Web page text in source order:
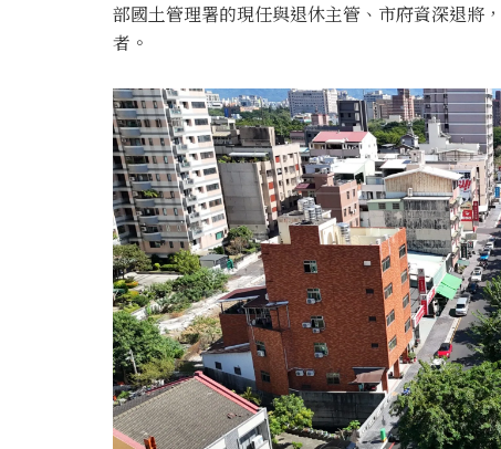
部國土管理署的現任與退休主管、市府資深退將
者。